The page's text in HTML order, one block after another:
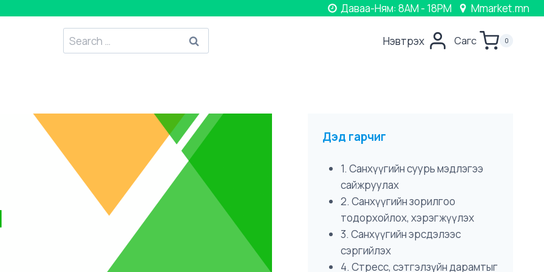
Даваа-Ням: 8AM - 18PM Mmarket.mn
Search
for:
Нэвтрэх Сагс 0
Дэд гарчиг
1. Санхүүгийн суурь мэдлэгээ
сайжруулах
2. Санхүүгийн зорилгоо
тодорхойлох, хэрэгжүүлэх
3. Санхүүгийн эрсдэлээс
сэргийлэх
4. Стресс, сэтгэлзүйн дарамтыг